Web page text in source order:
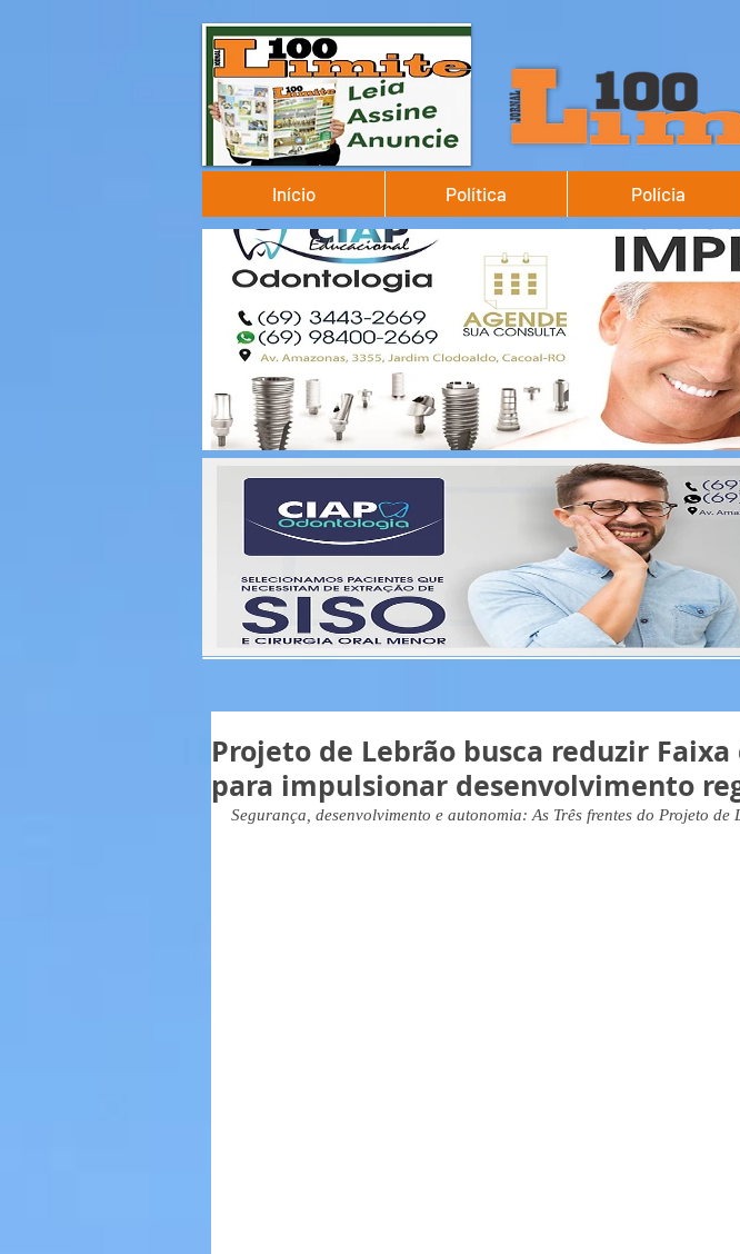
Início Política Polícia
Projeto de Lebrão busca reduzir
para impulsionar desenvolvimento
Segurança, desenvolvimento e autonomia: As Três frentes do Projeto de